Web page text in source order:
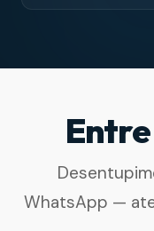
WhatsApp —